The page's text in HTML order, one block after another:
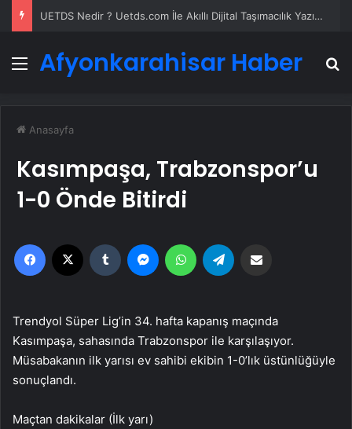
UETDS Nedir ? Uetds.com İle Akıllı Dijital Taşımacılık Yazılımı
Menü
Afyonkarahisar Haber
Anasayfa
Kasımpaşa, Trabzonspor’u
1-0 Önde Bitirdi
Facebook Tumblr MessengerWhatsApp
Trendyol Süper Lig’in 34. hafta kapanış maçında
Kasımpaşa, sahasında Trabzonspor ile karşılaşıyor.
Müsabakanın ilk yarısı ev sahibi ekibin 1-0’lık üstünlüğüyle
sonuçlandı.
Maçtan dakikalar (İlk yarı)